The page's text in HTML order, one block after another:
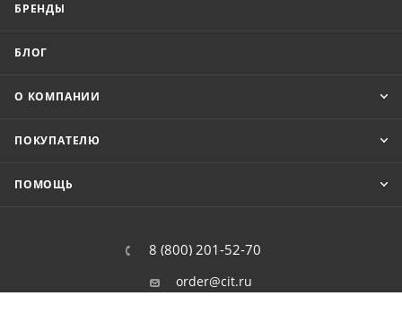
БРЕНДЫ
БЛОГ
О КОМПАНИИ
ПОКУПАТЕЛЮ
ПОМОЩЬ
8 (800) 201-52-70
order@cit.ru